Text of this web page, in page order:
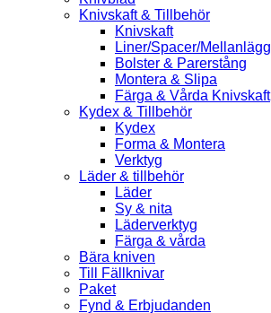
Knivskaft & Tillbehör
Knivskaft
Liner/Spacer/Mellanlägg
Bolster & Parerstång
Montera & Slipa
Färga & Vårda Knivskaft
Kydex & Tillbehör
Kydex
Forma & Montera
Verktyg
Läder & tillbehör
Läder
Sy & nita
Läderverktyg
Färga & vårda
Bära kniven
Till Fällknivar
Paket
Fynd & Erbjudanden